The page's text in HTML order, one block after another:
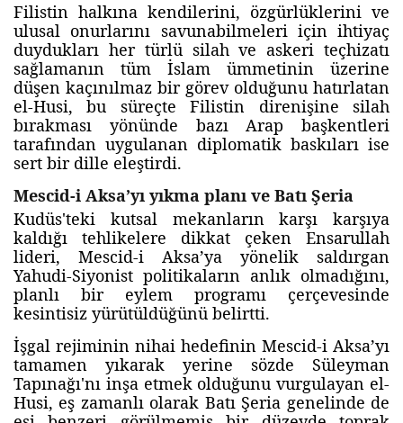
Filistin halkına kendilerini, özgürlüklerini ve
ulusal onurlarını savunabilmeleri için ihtiyaç
duydukları her türlü silah ve askeri teçhizatı
sağlamanın tüm İslam ümmetinin üzerine
düşen kaçınılmaz bir görev olduğunu hatırlatan
el-Husi, bu süreçte Filistin direnişine silah
bırakması yönünde bazı Arap başkentleri
tarafından uygulanan diplomatik baskıları ise
sert bir dille eleştirdi.
Mescid-i Aksa’yı yıkma planı ve Batı Şeria
Kudüs'teki kutsal mekanların karşı karşıya
kaldığı tehlikelere dikkat çeken Ensarullah
lideri, Mescid-i Aksa’ya yönelik saldırgan
Yahudi-Siyonist politikaların anlık olmadığını,
planlı bir eylem programı çerçevesinde
kesintisiz yürütüldüğünü belirtti.
İşgal rejiminin nihai hedefinin Mescid-i Aksa’yı
tamamen yıkarak yerine sözde Süleyman
Tapınağı'nı inşa etmek olduğunu vurgulayan el-
Husi, eş zamanlı olarak Batı Şeria genelinde de